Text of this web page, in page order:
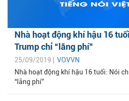
Nhà hoạt động khí hậu 16
Trump chỉ “lãng phí”
25/09/2019 | VOVVN
Nhà hoạt động khí hậu 16 tuổi: Nói
“lãng phí”